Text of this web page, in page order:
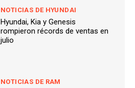
NOTICIAS DE HYUNDAI
Hyundai, Kia y Genesis
rompieron récords de ventas en
julio
NOTICIAS DE RAM